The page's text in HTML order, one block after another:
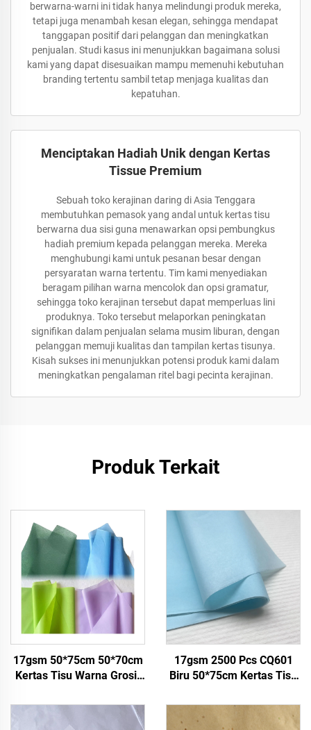
berwarna-warni ini tidak hanya melindungi produk mereka,
tetapi juga menambah kesan elegan, sehingga mendapat
tanggapan positif dari pelanggan dan meningkatkan
penjualan. Studi kasus ini menunjukkan bagaimana solusi
kami yang dapat disesuaikan mampu memenuhi kebutuhan
branding tertentu sambil tetap menjaga kualitas dan
kepatuhan.
Menciptakan Hadiah Unik dengan Kertas
Tissue Premium
Sebuah toko kerajinan daring di Asia Tenggara
membutuhkan pemasok yang andal untuk kertas tisu
berwarna dua sisi guna menawarkan opsi pembungkus
hadiah premium kepada pelanggan mereka. Mereka
menghubungi kami untuk pesanan besar dengan
persyaratan warna tertentu. Tim kami menyediakan
beragam pilihan warna mencolok dan opsi gramatur,
sehingga toko kerajinan tersebut dapat memperluas lini
produknya. Toko tersebut melaporkan peningkatan
signifikan dalam penjualan selama musim liburan, dengan
pelanggan memuji kualitas dan tampilan kertas tisunya.
Kisah sukses ini menunjukkan potensi produk kami dalam
meningkatkan pengalaman ritel bagi pecinta kerajinan.
Produk Terkait
17gsm 50*75cm 50*70cm
Kertas Tisu Warna Grosir
Kemasan
17gsm 2500 Pcs CQ601
Biru 50*75cm Kertas Tisu
Custom Langsung dari
Pabrik Kemasan Makanan